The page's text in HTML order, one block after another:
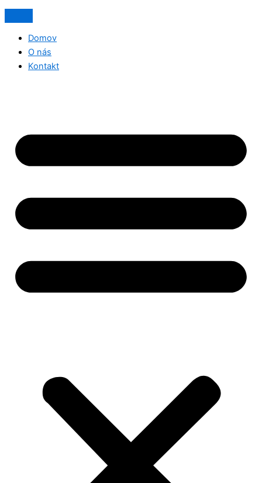
Domov
O nás
Kontakt